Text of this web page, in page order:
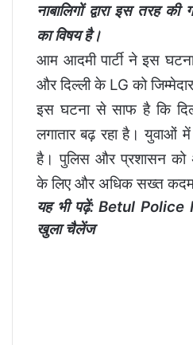
नाबालिगों द्वारा इस तरह
का विषय है।
आम आदमी पार्टी ने इस
और दिल्ली के LG को
इस घटना से साफ है कि
लगातार बढ़ रहा है। युवाओं में
है। पुलिस और प्रशासन को
के लिए और अधिक सख्त कदम
यह भी पढ़ें:Betul Police
खुला चैलेंज